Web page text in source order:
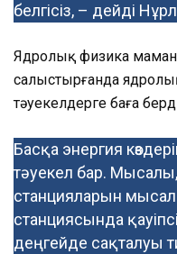
белгісіз, – дейді
Ядролық физика
салыстырғанда
тәуекелдерге баға
Басқа энергия
тәуекел бар.
станцияларын мысал
станциясында
деңгейде сақталуы